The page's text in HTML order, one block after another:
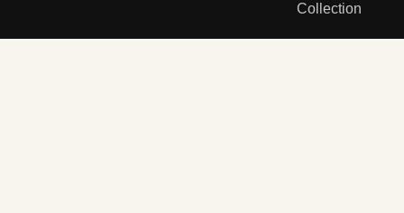
Collection